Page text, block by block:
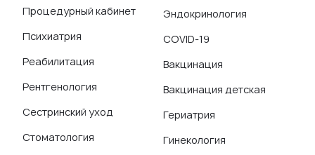
Процедурный кабинет
Психиатрия
Реабилитация
Рентгенология
Сестринский уход
Стоматология
Эндокринология
COVID-19
Вакцинация
Вакцинация детская
Гериатрия
Гинекология